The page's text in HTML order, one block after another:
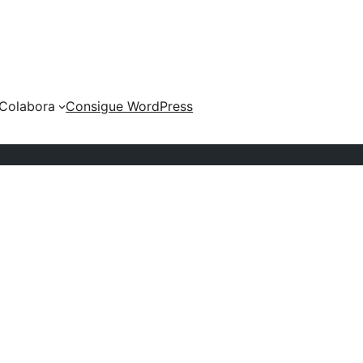
Consigue WordPress